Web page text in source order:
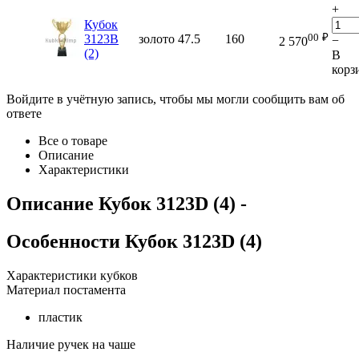
Кубок
3123B
(2)
золото 47.5 160 2 57000 ₽
+
−
В
Войдите в учётную запись, чтобы мы могли сообщить вам об
ответе
Все о товаре
Описание
Характеристики
Описание Кубок 3123D (4) -
Особенности Кубок 3123D (4)
Характеристики кубков
Материал постамента
пластик
Наличие ручек на чаше